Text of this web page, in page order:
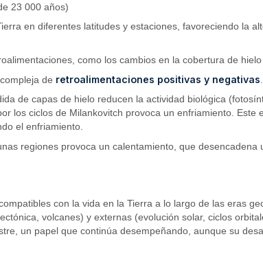
23 000 años)
en diferentes latitudes y estaciones, favoreciendo la
como los cambios en la cobertura de hielo
de retroalimentaciones positivas y negativas
de capas de hielo reducen la actividad biológica
los ciclos de Milankovitch provoca un enfriamiento.
el enfriamiento.
regiones provoca un calentamiento, que
con la vida en la Tierra a lo largo de las eras
volcanes) y externas (evolución solar, ciclos
un papel que continúa desempeñando, aunque su